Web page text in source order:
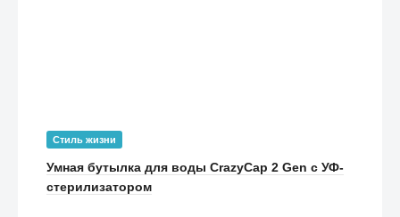
Стиль жизни
Умная бутылка для воды CrazyCap 2 Gen с УФ-
стерилизатором